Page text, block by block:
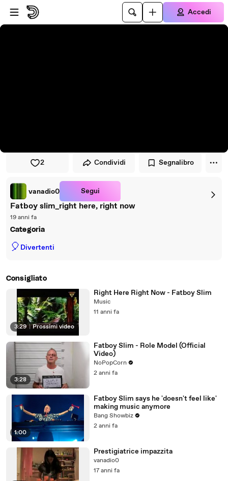
Vai al lettore
Passa al contenuto principale
Accedi
2 Condividi Segnalibro
vanadio0 Segui
Fatboy slim_right here, right now
19 anni fa
Categoria
🎈 Divertenti
Consigliato
3:29 | Prossimi video
Right Here Right Now - Fatboy Slim
Music
11 anni fa
3:28
Fatboy Slim - Role Model (Official
Video)
NoPopCorn
2 anni fa
1:00
Fatboy Slim says he 'doesn't feel like'
making music anymore
Bang Showbiz
2 anni fa
Prestigiatrice impazzita
vanadio0
17 anni fa